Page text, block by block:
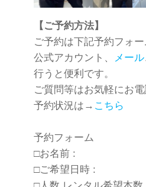
【ご予約方法】
ご予約は下記予約フォ
公式アカウント、
メール
行うと便利です。
ご質問等はお気軽にお電
予約状況は→ こちら
予約フォーム
□お名前 :
□ご希望日時 :